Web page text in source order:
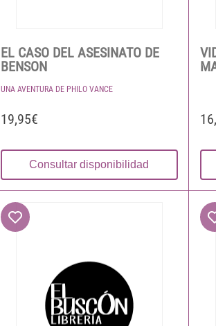
EL CASO DEL ASESINATO DE
BENSON
UNA AVENTURA DE PHILO VANCE
19,95€
Consultar disponibilidad